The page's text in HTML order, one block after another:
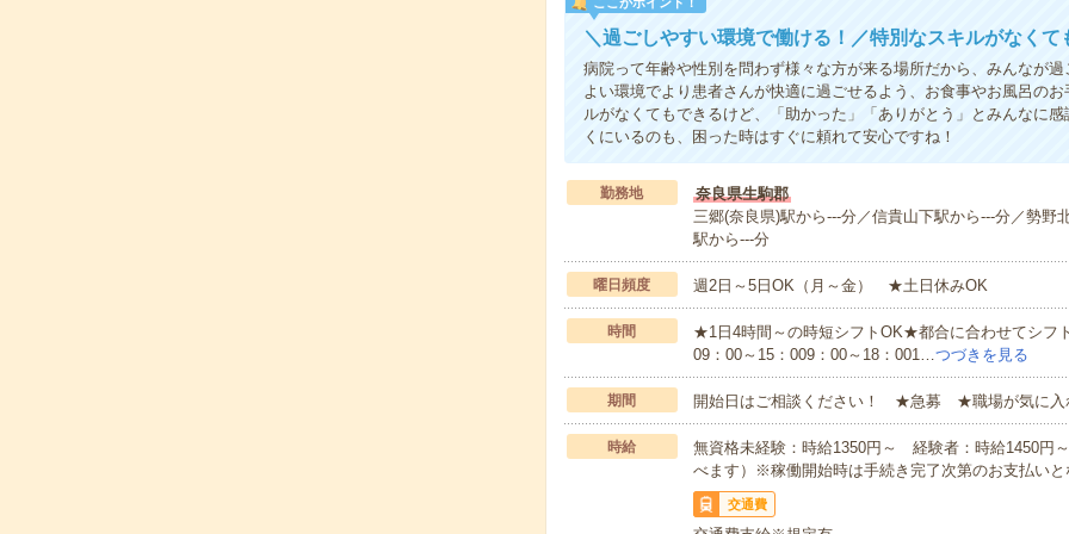
＼過ごしやすい環境で働ける！／特別なスキルがなく
病院って年齢や性別を問わず様々な方が来る場所だから、みんなが
よい環境でより患者さんが快適に過ごせるよう、お食事やお風呂の
ルがなくてもできるけど、「助かった」「ありがとう」とみんなに
くにいるのも、困った時はすぐに頼れて安心ですね！
勤務地
奈良県生駒郡
三郷(奈良県)駅から---分／信貴山下駅から---分／勢野
駅から---分
曜日頻度 週2日～5日OK（月～金） ★土日休みOK
時間
★1日4時間～の時短シフトOK★都合に合わせてシフ
09：00～15：009：00～18：001…つづきを見る
期間 開始日はご相談ください！ ★急募 ★職場が気に入
時給
無資格未経験：時給1350円～ 経験者：時給1450円
べます）※稼働開始時は手続き完了次第のお支払いと
交通費